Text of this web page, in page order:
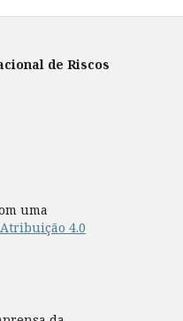
de Riscos
uma
4.0